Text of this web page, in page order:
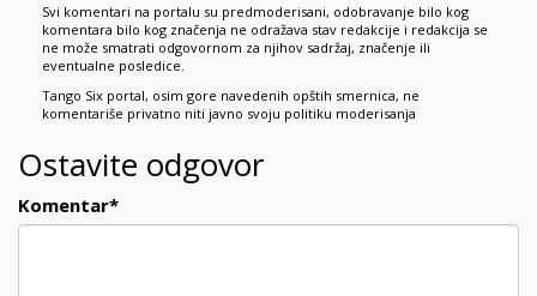
Svi komentari na portalu su predmoderisani, odobravanje bilo kog
komentara bilo kog značenja ne odražava stav redakcije i redakcija se
ne može smatrati odgovornom za njihov sadržaj, značenje ili
eventualne posledice.
Tango Six portal, osim gore navedenih opštih smernica, ne
komentariše privatno niti javno svoju politiku moderisanja
Ostavite odgovor
Komentar*